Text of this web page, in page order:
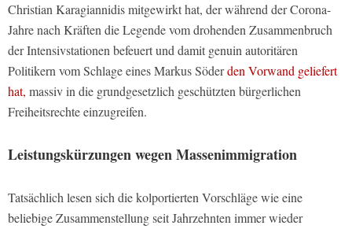
Christian Karagiannidis mitgewirkt hat, der während der Corona-
Jahre nach Kräften die Legende vom drohenden Zusammenbruch
der Intensivstationen befeuert und damit genuin autoritären
Politikern vom Schlage eines Markus Söderden Vorwand geliefert
hat, massiv in die grundgesetzlich geschützten bürgerlichen
Freiheitsrechte einzugreifen.
Leistungskürzungen wegen Massenimmigration
Tatsächlich lesen sich die kolportierten Vorschläge wie eine
beliebige Zusammenstellung seit Jahrzehnten immer wieder